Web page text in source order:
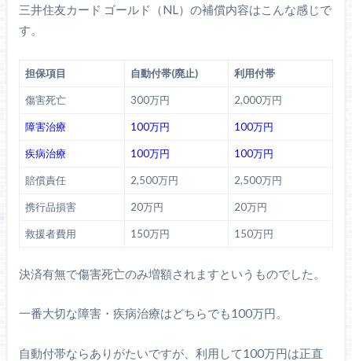
三井住友カード ゴールド（NL）の補償内容はこんな感じで
す。
担保項目 自動付帯(廃止) 利用付帯
傷害死亡 300万円 2,000万円
障害治療 100万円 100万円
疾病治療 100万円 100万円
賠償責任 2,500万円 2,500万円
携行品損害 20万円 20万円
救援者費用 150万円 150万円
決済有無で傷害死亡のみ増額されますというものでした。
一番大切な障害・疾病治療はどちらでも100万円。
自動付帯ならありがたいですが、利用して100万円は正直